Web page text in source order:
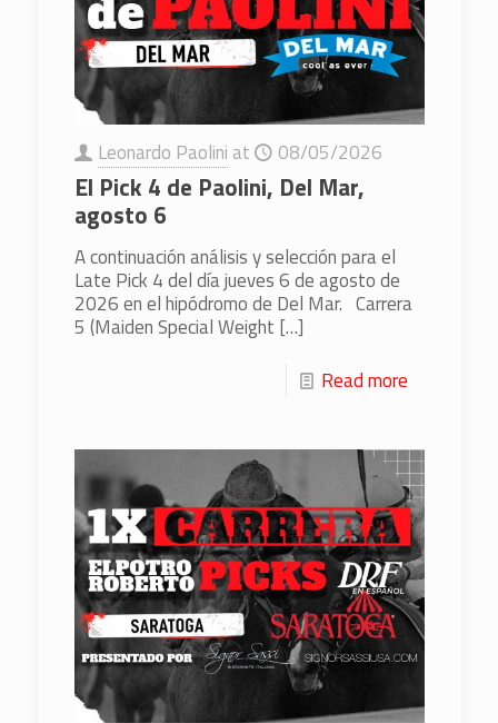
Leonardo Paolini at 08/05/2026
El Pick 4 de Paolini, Del Mar,
agosto 6
A continuación análisis y selección para el
Late Pick 4 del día jueves 6 de agosto de
2026 en el hipódromo de Del Mar. Carrera
5 (Maiden Special Weight […]
Read more